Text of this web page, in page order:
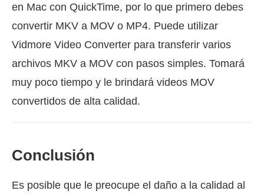
en Mac con QuickTime, por lo que primero debes
convertir MKV a MOV o MP4. Puede utilizar
Vidmore Video Converter para transferir varios
archivos MKV a MOV con pasos simples. Tomará
muy poco tiempo y le brindará videos MOV
convertidos de alta calidad.
Conclusión
Es posible que le preocupe el daño a la calidad al